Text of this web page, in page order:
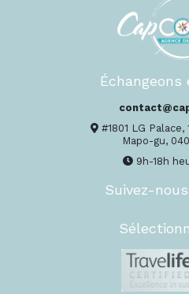
Échangeons
#1801 LG Palace,
Mapo-gu,
9h-18h
Suivez-